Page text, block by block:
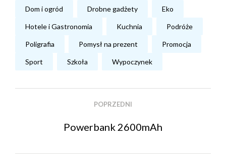
Dom i ogród Drobne gadżety Eko
Hotele i Gastronomia Kuchnia Podróże
Poligrafia Pomysł na prezent Promocja
Sport Szkoła Wypoczynek
POPRZEDNI
Powerbank 2600mAh